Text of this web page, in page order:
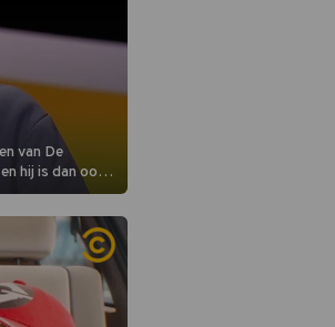
van De
hij is dan ook
er is
El Ahmadi